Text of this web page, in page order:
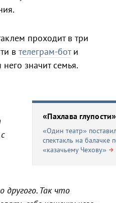
проходит в три
в телеграм-боти
значит семья.
«Пахлава
«Один театр» поставил
спектакль на балачке
«казачьему Чехову»
Так что